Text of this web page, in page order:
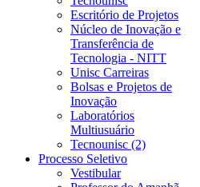
Escritório de Projetos
Núcleo de Inovação e
Transferência de
Tecnologia - NITT
Unisc Carreiras
Bolsas e Projetos de
Inovação
Laboratórios
Multiusuário
Tecnounisc (2)
Processo Seletivo
Vestibular